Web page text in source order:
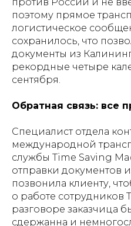
поэтому прямое
логистическое
сохранилось, что
документы из
рекордные четыре
сентября.
Обратная связь: все
Специалист отдела
международной
службы Time Saving
отправки документов
позвонила клиенту,
о работе сотрудников
разговоре заказчица
сдержанна и